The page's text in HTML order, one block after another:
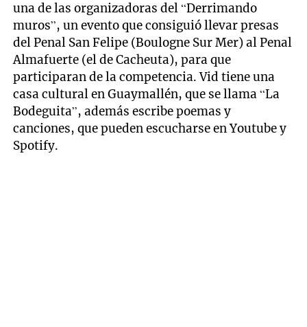
una de las organizadoras del “Derrimando
muros”, un evento que consiguió llevar presas
del Penal San Felipe (Boulogne Sur Mer) al Penal
Almafuerte (el de Cacheuta), para que
participaran de la competencia. Vid tiene una
casa cultural en Guaymallén, que se llama “La
Bodeguita”, además escribe poemas y
canciones, que pueden escucharse en Youtube y
Spotify.